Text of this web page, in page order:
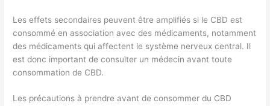
Les effets secondaires peuvent être amplifiés si le CBD est
consommé en association avec des médicaments, notamment
des médicaments qui affectent le système nerveux central. Il
est donc important de consulter un médecin avant toute
consommation de CBD.
Les précautions à prendre avant de consommer du CBD